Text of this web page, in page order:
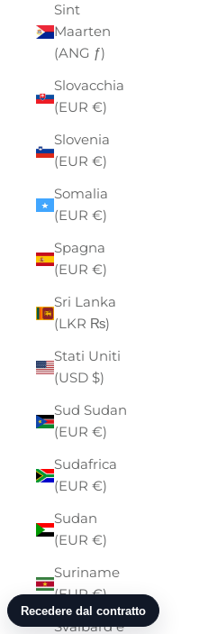
Sint
Maarten
(ANG ƒ)
Slovacchia
(EUR €)
Slovenia
(EUR €)
Somalia
(EUR €)
Spagna
(EUR €)
Sri Lanka
(LKR ₨)
Stati Uniti
(USD $)
Sud Sudan
(EUR €)
Sudafrica
(EUR €)
Sudan
(EUR €)
Suriname
(EUR €)
Svalbard e